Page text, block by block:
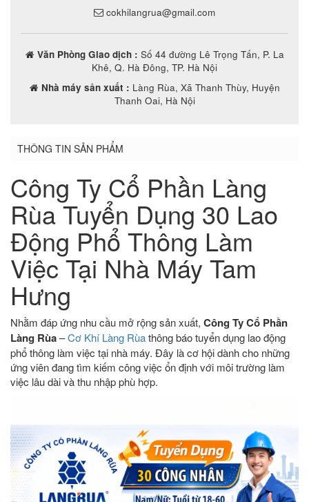
cokhilangrua@gmail.com
Văn Phòng Giao dịch : Số 44 đường Lê Trọng Tấn, P. La
Khê, Q. Hà Đông, TP. Hà Nội
Nhà máy sản xuất : Làng Rùa, Xã Thanh Thùy, Huyện
Thanh Oai, Hà Nội
THÔNG TIN SẢN PHẨM
Công Ty Cổ Phần Làng
Rùa Tuyển Dụng 30 Lao
Động Phổ Thông Làm
Việc Tại Nhà Máy Tam
Hưng
Nhằm đáp ứng nhu cầu mở rộng sản xuất, Công Ty Cổ Phần
Làng Rùa–Cơ Khí Làng Rùathông báo tuyển dụng lao động
phổ thông làm việc tại nhà máy. Đây là cơ hội dành cho những
ứng viên đang tìm kiếm công việc ổn định với môi trường làm
việc lâu dài và thu nhập phù hợp.